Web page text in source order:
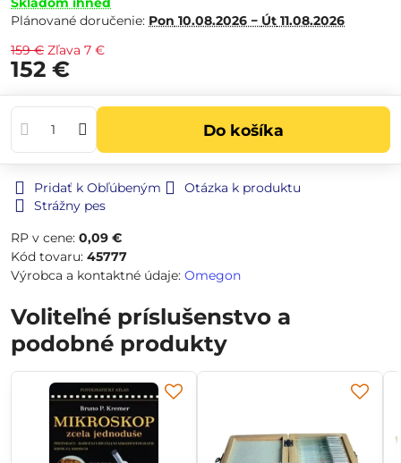
Plánované doručenie: Pon 10.08.2026 − Út 11.08.2026
159 € Zľava 7 €
152 €
Do košíka
Pridať k Obľúbeným
Otázka k produktu
Strážny pes
RP v cene: 0,09 €
Kód tovaru: 45777
Výrobca a kontaktné údaje: Omegon
Voliteľné príslušenstvo a
podobné produkty